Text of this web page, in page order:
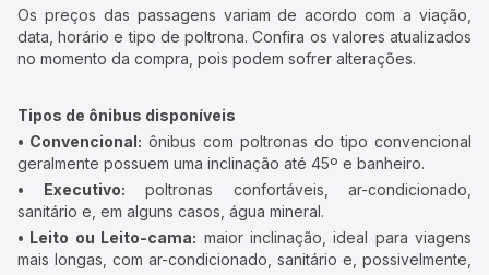
Os preços das passagens variam de acordo com a viação,
data, horário e tipo de poltrona. Confira os valores atualizados
no momento da compra, pois podem sofrer alterações.
Tipos de ônibus disponíveis
• Convencional: ônibus com poltronas do tipo convencional
geralmente possuem uma inclinação até 45º e banheiro.
• Executivo: poltronas confortáveis, ar-condicionado,
sanitário e, em alguns casos, água mineral.
• Leito ou Leito-cama: maior inclinação, ideal para viagens
mais longas, com ar-condicionado, sanitário e, possivelmente,